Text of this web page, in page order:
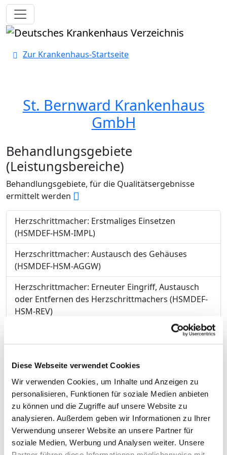
Diese Webseite verwendet Cookies
Wir verwenden Cookies, um Inhalte und Anzeigen zu
personalisieren, Funktionen für soziale Medien anbieten
zu können und die Zugriffe auf unsere Website zu
analysieren. Außerdem geben wir Informationen zu Ihrer
Verwendung unserer Website an unsere Partner für
soziale Medien, Werbung und Analysen weiter. Unsere
Toggle navigation
Zur Krankenhaus-Startseite
St. Bernward Krankenhaus
GmbH
Behandlungsgebiete
(Leistungsbereiche)
Behandlungsgebiete, für die Qualitätsergebnisse
ermittelt werden
Herzschrittmacher: Erstmaliges Einsetzen
(HSMDEF-HSM-IMPL)
Herzschrittmacher: Austausch des Gehäuses
(HSMDEF-HSM-AGGW)
Herzschrittmacher: Erneuter Eingriff, Austausch
oder Entfernen des Herzschrittmachers (HSMDEF-
HSM-REV)
Defibrillator (Schockgeber) zur Behandlung von
Herzrhythmusstörungen: Erstmaliges Einsetzen
Defibrillator (Schockgeber) zur Behandlung von
Herzrhythmusstörungen: Austausch des Gehäuses
(HSMDEF-DEFI-AGGW)
Halsschlagader-Verengung: Wiederherstellung
eines ausreichenden Blutflusses durch einen
operativen Eingriff (KAROTIS)